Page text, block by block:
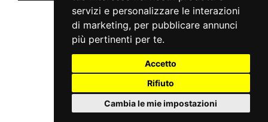
servizi e personalizzare le interazioni
di marketing, per pubblicare annunci
più pertinenti per te.
Accetto
Rifiuto
Cambia le mie impostazioni
Vivaticket
chi siamo
privacy
cookie
Aiuto e Assistenza
guida al servizio
domande frequenti
modalità di pagamento
assistenza